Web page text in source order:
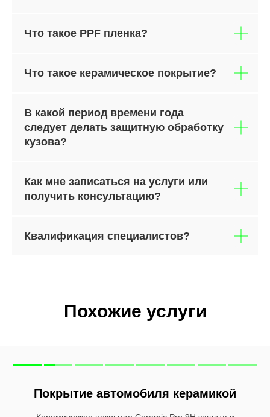
Что такое PPF пленка?
Что такое керамическое покрытие?
В какой период времени года
следует делать защитную обработку
кузова?
Как мне записаться на услуги или
получить консультацию?
Квалификация специалистов?
Похожие услуги
Обработка жидким стеклом